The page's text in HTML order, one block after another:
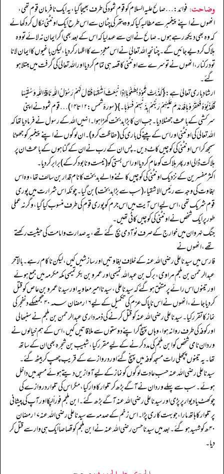
وضاحت: فوائد: … صالح علیہ السلام کو قوم ثمود کی طرف بھیجا گیا،یہ ایک نافرمان قوم تھی،
انھوں نے اپنے پیغمبر سے مطالبہ کیا کہ وہ پتھر کی چٹان سے اس طرح ایک اونٹنی نکال کر دکھائے
کہ وہ بھی دیکھ رہے ہوں۔ صالح نے ان سے عہد لیا کہ اس کے بعد بھی اگر ایمان نہ لائے تو وہ
ہلاک کر دیے جائیں گے۔ چنانچہ اللہ تعالیٰ نے اس معجزے کا اظہار کر دیا، لیکن باغیوں کا ایمان لانا
تو درکنار، انھوں نے تو سرے سے اونٹنی کا قصہ ہی تمام کر دیا اور اللہ تعالیٰ کی گرفت میں مبتلا ہو
گئے۔
ارشادِ باری تعالیٰ ہے: {کَذَّبَتْ ثَمُوْدُ بِطَغْوٰہَا اِِذِ انْبَعَثَ اَشْقٰہَا فَقَالَ لَہُمْ رَسُوْلُ اللّٰہِ نَاقَۃَ اللّٰہِ وَسُقْیٰہَا
فَکَذَّبُوْہُ فَعَقَرُوْہَا فَدَمْدَمَ عَلَیْہِمْ رَبُّہُمْ بِذَنْبِہِمْ فَسَوّٰہَا۔} (سورۂ شمس: ۱۲ تا ۱۴) … قوم ثمود نے اپنی
سرکشی کے باعث جھٹلا دیا۔ جب ان کا بڑا بد بخت کھڑا ہوا۔ انہیں اللہ کے رسول نے فرما دیا تھا کہ
اللہ تعالیٰ کی اونٹنی اور اس کے پینے کی باری کی (حفاظت کرو)۔ ان لوگوں نے اپنے پیغمبر کو جھوٹا
سمجھ کر اس اونٹنی کی کوچیں کاٹ دیں۔ پس ان کے رب نے ان کے گناہوں کے باعث ان پر
ہلاکت ڈالی اور پھر ہلاکت کو عام کر دیا اور اس بستی کو (نیست و نابود کر کے) برابر کر دیا۔
اکثر مفسرین کے نزدیک اونٹنی کی کوچیں کاٹنے والے بدبخت کا نام قدار بن سالف تھا، وہ اس
بغا وت کی وجہ سے رئیس الاشقیاء (سب سے بڑا بدبخت) بن گیا۔ چونکہ اس شرارت میں پوری
قوم شریک تھی، اس لیے اس آیت میں اس جرم کو پوری قوم کی طرف منسوب کیا گیا، وگرنہ عملی
طور پر ایک شخص نے اونٹنی کی کوچیں کاٹی تھیں۔
جنگ نہروان میں خوارج کے صرف نو آدمی بچ گئے تھے، یہ صدارت و امامت کی حیثیت رکھتے
تھے، انھوں نے
فارس میں سیدنا علی رضی اللہ عنہ کے خلاف بغاوتیں اور سازشیں کیں، لیکن ناکام رہے۔ بالآخر
عبد الرحمن بن ملجم مراوی، برک بن عبد اللہ تمیمی اور عمرو بن بکر تمیمی مکہ مکرمہ میں جمع ہوئے
اور تینوں اس رائے پر متفق ہو گئے کہ سیدناعلی، سیدنا امیر معاویہ اور سیدنا عمرو بن عاص کو قتل
کر دیا جائے، انھوں نے اس ناپاک عزم کی تکمیل کے لیے۱۶ رمضان ۴۰؁ھجمعہکےدنفجرکی
نماز کا تقرر کیا۔ سیدنا علی رضی اللہ عنہ کو قتل کرنے کی ذمہ داری عبد الرحمن بن ملجم نے سنبھالی
اور کوفہ کی طرف روانہ ہوا، وہاں پہنچ کر اپنے دوستوں سے ملاقاتیں کیں، اس کے ہم خیالوں نے
وردان نامی شخص کو ابن ملجم کی مدد کرنے کے لیے مقرر کیا، شبیب بن شجرہ بھی ان کے ساتھ
تھا۔ یہ تینوں پچھلی رات مسجد کوفہ میں پہنچ گئے اور دروازے کے قریب چھپ کر بیٹھ گئے۔
سیدنا علی رضی اللہ عنہ حسب ِ عادت لوگوں کو نماز کے لیے آوازیں دیتے ہوئے مسجد میں داخل
ہوئے۔ سب سے پہلے وردان نے آگے بڑھ کر تلوار کا وار کیا، مگر اس کی تلوار دروازے کی
چوکھٹ یا دیوار پر پڑی اور سیدنا علی رضی اللہ عنہ آگے بڑھ گئے۔ ابن ملجم فوراً لپکا اور آپ کی پیشانی
پر تلوار کا ہاتھ مارا، جو بہت کاری پڑا۔ اس زخم کے صدمہ سے سیدنا علی رضی اللہ عنہ ۱۷ رمضان
۴۰ھ کوشہید ہو گئے۔ بعد میں سیدنا حسن رضی اللہ عنہ نے ابن ملجم کو قصاصاً ایک ہی وار سے قتل کر
دیا۔